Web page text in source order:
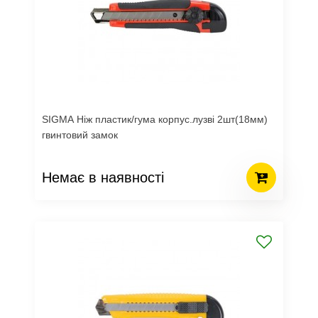
SIGMA Ніж пластик/гума корпус.лузві 2шт(18мм)
гвинтовий замок
Немає в наявності